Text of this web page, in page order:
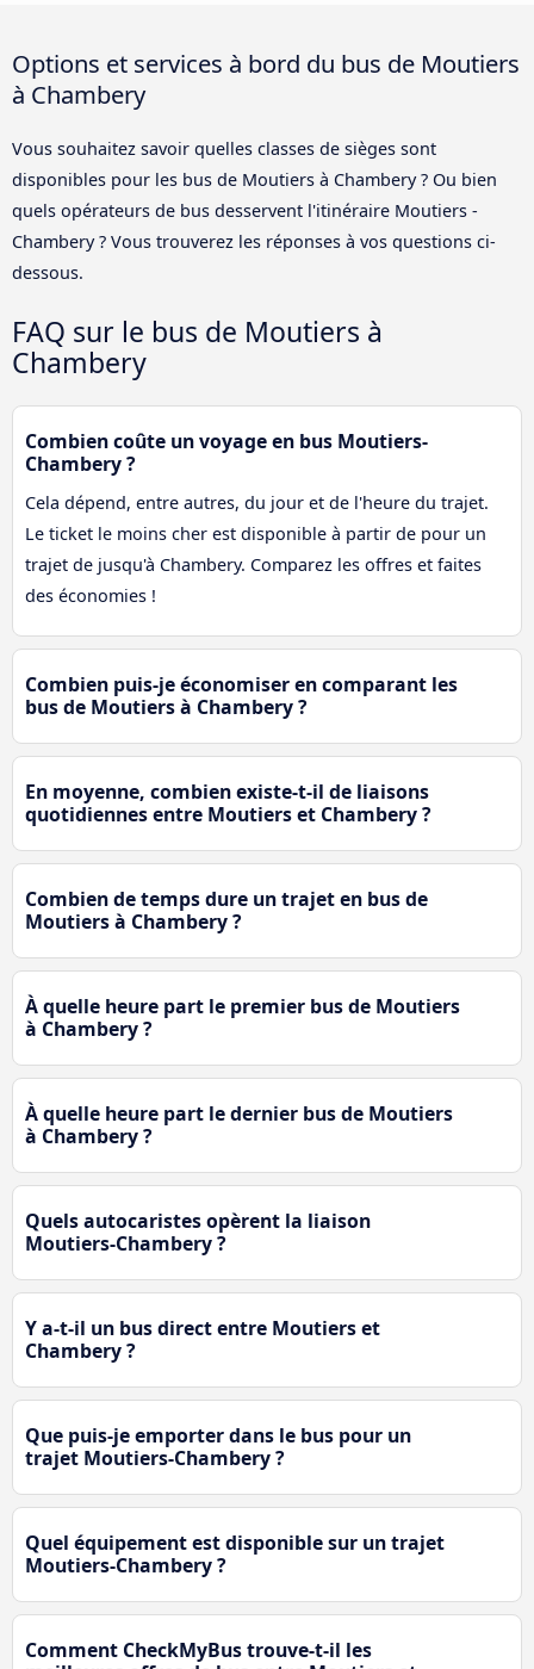
Options et services à bord du bus de Moutiers
à Chambery
Vous souhaitez savoir quelles classes de sièges sont
disponibles pour les bus de Moutiers à Chambery ? Ou bien
quels opérateurs de bus desservent l'itinéraire Moutiers -
Chambery ? Vous trouverez les réponses à vos questions ci-
dessous.
FAQ sur le bus de Moutiers à
Chambery
Combien coûte un voyage en bus Moutiers-
Chambery ?
Cela dépend, entre autres, du jour et de l'heure du trajet.
Le ticket le moins cher est disponible à partir de pour un
trajet de jusqu'à Chambery. Comparez les offres et faites
des économies !
Combien puis-je économiser en comparant les
bus de Moutiers à Chambery ?
En moyenne, combien existe-t-il de liaisons
quotidiennes entre Moutiers et Chambery ?
Combien de temps dure un trajet en bus de
Moutiers à Chambery ?
À quelle heure part le premier bus de Moutiers
à Chambery ?
À quelle heure part le dernier bus de Moutiers
à Chambery ?
Quels autocaristes opèrent la liaison
Moutiers-Chambery ?
Y a-t-il un bus direct entre Moutiers et
Chambery ?
Que puis-je emporter dans le bus pour un
trajet Moutiers-Chambery ?
Quel équipement est disponible sur un trajet
Moutiers-Chambery ?
Comment CheckMyBus trouve-t-il les